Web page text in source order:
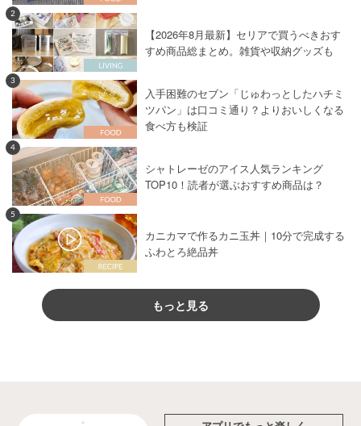
2
【2026年8月最新】セリアで買うべきおす
すめ商品総まとめ。雑貨や収納グッズも
3
入手困難のセブン「じゅわっとしたハチミ
ツパン」は口コミ通り？よりおいしくなる
食べ方も検証
4
シャトレーゼのアイス人気ランキング
TOP10！読者が選ぶおすすめ商品は？
5
カニカマで作るカニ玉丼｜10分で完成する
ふわとろ絶品丼
もっと見る